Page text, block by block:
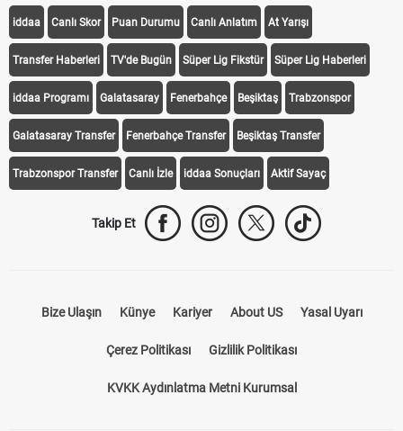
iddaa Canlı Skor Puan Durumu Canlı Anlatım At Yarışı
Transfer Haberleri TV'de Bugün Süper Lig Fikstür Süper Lig Haberleri
iddaa Programı Galatasaray Fenerbahçe Beşiktaş Trabzonspor
Galatasaray Transfer Fenerbahçe Transfer Beşiktaş Transfer
Trabzonspor Transfer Canlı İzle iddaa Sonuçları Aktif Sayaç
Takip Et
Bize Ulaşın Künye Kariyer About US Yasal Uyarı
Çerez Politikası Gizlilik Politikası
KVKK Aydınlatma Metni Kurumsal